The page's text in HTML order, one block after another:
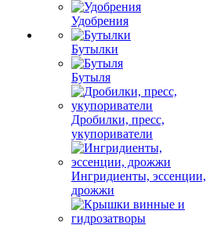
Удобрения
Бутылки
Бутыля
Дробилки, пресс,
укупориватели
Ингридиенты, эссенции,
дрожжи